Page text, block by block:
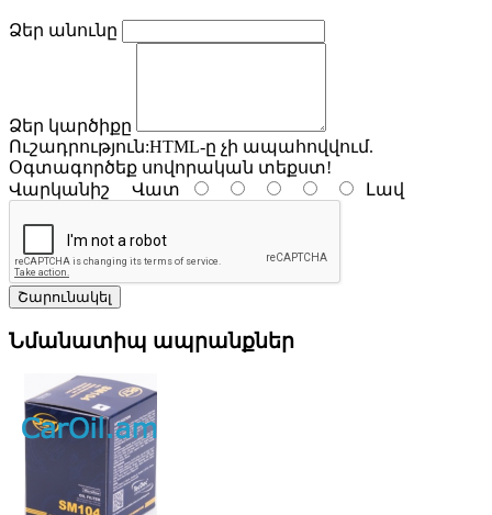
Ձեր անունը
Ձեր կարծիքը
Ուշադրություն:HTML-ը չի ապահովվում.
Օգտագործեք սովորական տեքստ!
Վարկանիշ Վատ Լավ
Շարունակել
Նմանատիպ ապրանքներ